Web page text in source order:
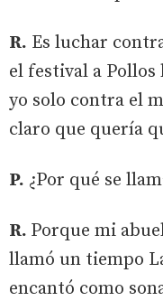
R. Es luchar
el festival a Pollos
yo solo contra el
claro que quería
P. ¿Por qué se
R. Porque mi
llamó un tiempo
encantó como